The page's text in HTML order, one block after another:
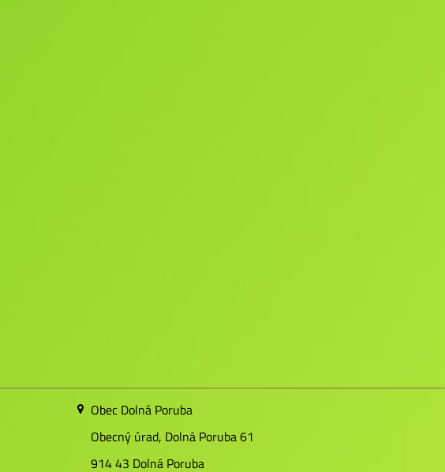
Obec Dolná Poruba
Obecný úrad, Dolná Poruba 61
914 43 Dolná Poruba